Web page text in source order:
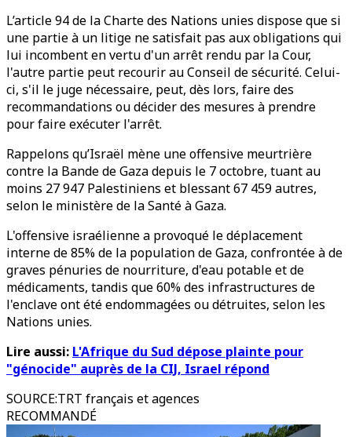
L’article 94 de la Charte des Nations unies dispose que si
une partie à un litige ne satisfait pas aux obligations qui
lui incombent en vertu d'un arrêt rendu par la Cour,
l'autre partie peut recourir au Conseil de sécurité. Celui-
ci, s'il le juge nécessaire, peut, dès lors, faire des
recommandations ou décider des mesures à prendre
pour faire exécuter l'arrêt.
Rappelons qu’Israël mène une offensive meurtrière
contre la Bande de Gaza depuis le 7 octobre, tuant au
moins 27 947 Palestiniens et blessant 67 459 autres,
selon le ministère de la Santé à Gaza.
L'offensive israélienne a provoqué le déplacement
interne de 85% de la population de Gaza, confrontée à de
graves pénuries de nourriture, d'eau potable et de
médicaments, tandis que 60% des infrastructures de
l'enclave ont été endommagées ou détruites, selon les
Nations unies.
Lire aussi: L'Afrique du Sud dépose plainte pour
"génocide" auprès de la CIJ, Israel répond
SOURCE:TRT français et agences
RECOMMANDÉ